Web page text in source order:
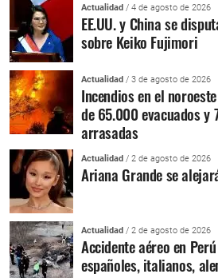
Actualidad / 4 de agosto de 2026
EE.UU. y China se
sobre Keiko Fujimori
Actualidad / 3 de agosto de 2026
Incendios en el
de 65.000 evacuados y
arrasadas
Actualidad / 2 de agosto de 2026
Ariana Grande se
Actualidad / 2 de agosto de 2026
Accidente aéreo en
españoles, italianos,